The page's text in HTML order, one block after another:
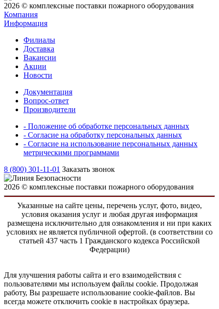
2026 © комплексные поставки пожарного оборудования
Компания
Информация
Филиалы
Доставка
Вакансии
Акции
Новости
Документация
Вопрос-ответ
Производители
- Положение об обработке персональных данных
- Согласие на обработку персональных данных
- Согласие на использование персональных данных
метрическими программами
8 (800) 301-11-01 Заказать звонок
2026 © комплексные поставки пожарного оборудования
Указанные на сайте цены, перечень услуг, фото, видео,
условия оказания услуг и любая другая информация
размещена исключительно для ознакомления и ни при каких
условиях не является публичной офертой. (в соответствии со
статьей 437 часть 1 Гражданского кодекса Российской
Федерации)
Для улучшения работы сайта и его взаимодействия с
пользователями мы используем файлы cookie. Продолжая
работу, Вы разрешаете использование cookie-файлов. Вы
всегда можете отключить cookie в настройках браузера.